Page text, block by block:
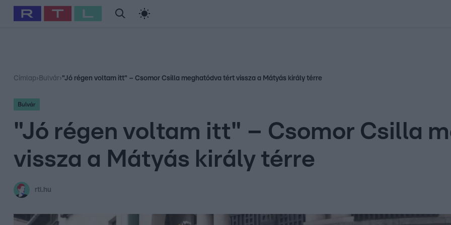
Babits Marcella Szellő István Most Wanted
Címlap› Bulvár›"Jó régen voltam itt" – Csomor Csilla meghatódva tért vissza a Mátyás király térre
Bulvár
"Jó régen voltam itt" – Csomor Csilla
vissza a Mátyás király térre
rtl.hu